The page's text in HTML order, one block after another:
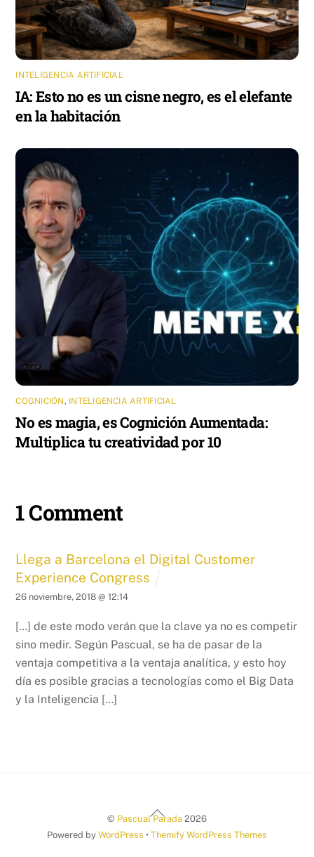
INTELIGENCIA ARTIFICIAL
IA: Esto no es un cisne negro, es el elefante
en la habitación
COGNICIÓN, INTELIGENCIA ARTIFICIAL
No es magia, es Cognición Aumentada:
Multiplica tu creatividad por 10
1 Comment
Llega a Barcelona el Digital Customer
Experience Congress
26 noviembre, 2018 @ 12:14
[…] de este modo verán que la clave ya no es competir
sino medir. Según Pascual, se ha de pasar de la
ventaja competitiva a la ventaja analítica, y esto hoy
día es posible gracias a tecnologías como el Big Data
y la Inteligencia […]
Back
© Pascual Parada 2026
Powered by WordPress • Themify WordPress Themes